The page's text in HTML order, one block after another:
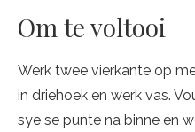
Om te voltooi
Werk twee vierkante op
in driehoek en werk vas.
sye se punte na binne en